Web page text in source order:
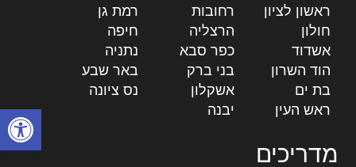
פתח
ראשון לציון
רחובות רמת גן
חולון
הרצליה חיפה
אשדוד
כפר סבא נתניה
הוד השרון
בני ברק באר שבע
בת ים
אשקלון נס ציונה
ראש העין
יבנה
מדריכים